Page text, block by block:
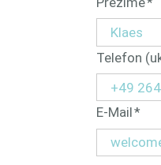
поља
Обавезна
поља
Telefon
Обавезна
поља
E-Mail*